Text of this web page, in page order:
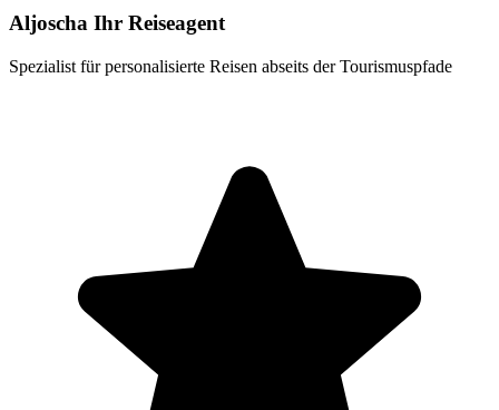
Aljoscha Ihr Reiseagent
Spezialist für personalisierte Reisen abseits der Tourismuspfade